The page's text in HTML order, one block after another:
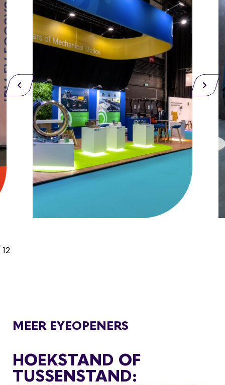
12
MEER EYEOPENERS
HOEKSTAND OF
TUSSENSTAND: